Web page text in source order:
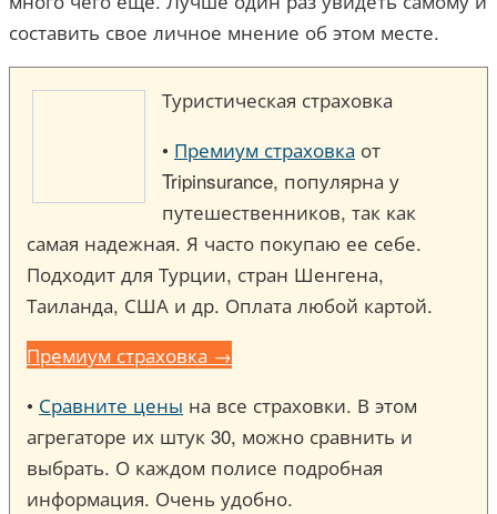
составить свое личное мнение об этом месте.
Туристическая страховка
• Премиум страховка от
Tripinsurance, популярна у
путешественников, так как
самая надежная. Я часто покупаю ее себе.
Подходит для Турции, стран Шенгена,
Таиланда, США и др. Оплата любой картой.
Премиум страховка →
• Сравните цены на все страховки. В этом
агрегаторе их штук 30, можно сравнить и
выбрать. О каждом полисе подробная
информация. Очень удобно.